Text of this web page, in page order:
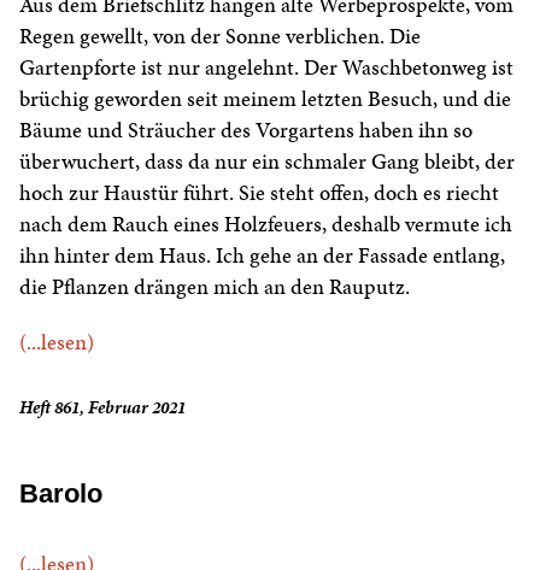
Regen gewellt, von der Sonne verblichen. Die
Gartenpforte ist nur angelehnt. Der Waschbetonweg ist
brüchig geworden seit meinem letzten Besuch, und die
Bäume und Sträucher des Vorgartens haben ihn so
überwuchert, dass da nur ein schmaler Gang bleibt, der
hoch zur Haustür führt. Sie steht offen, doch es riecht
nach dem Rauch eines Holzfeuers, deshalb vermute ich
ihn hinter dem Haus. Ich gehe an der Fassade entlang,
die Pflanzen drängen mich an den Rauputz.
(...lesen)
Heft 861, Februar 2021
Barolo
(...lesen)